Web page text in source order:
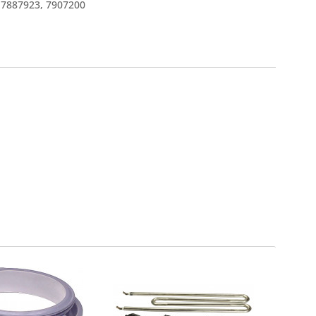
7887923, 7907200